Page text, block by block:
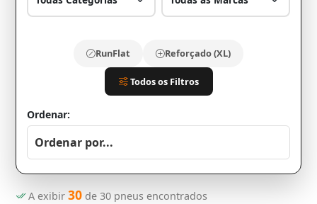
RunFlat Reforçado (XL)
Todos os Filtros
Ordenar:
A exibir 30 de 30 pneus encontrados